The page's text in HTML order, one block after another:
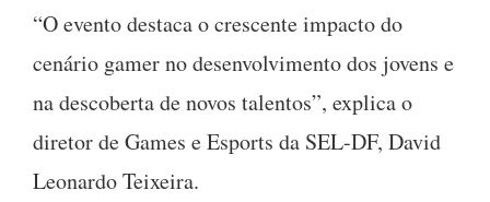
“O evento destaca o crescente impacto do
cenário gamer no desenvolvimento dos jovens e
na descoberta de novos talentos”, explica o
diretor de Games e Esports da SEL-DF, David
Leonardo Teixeira.